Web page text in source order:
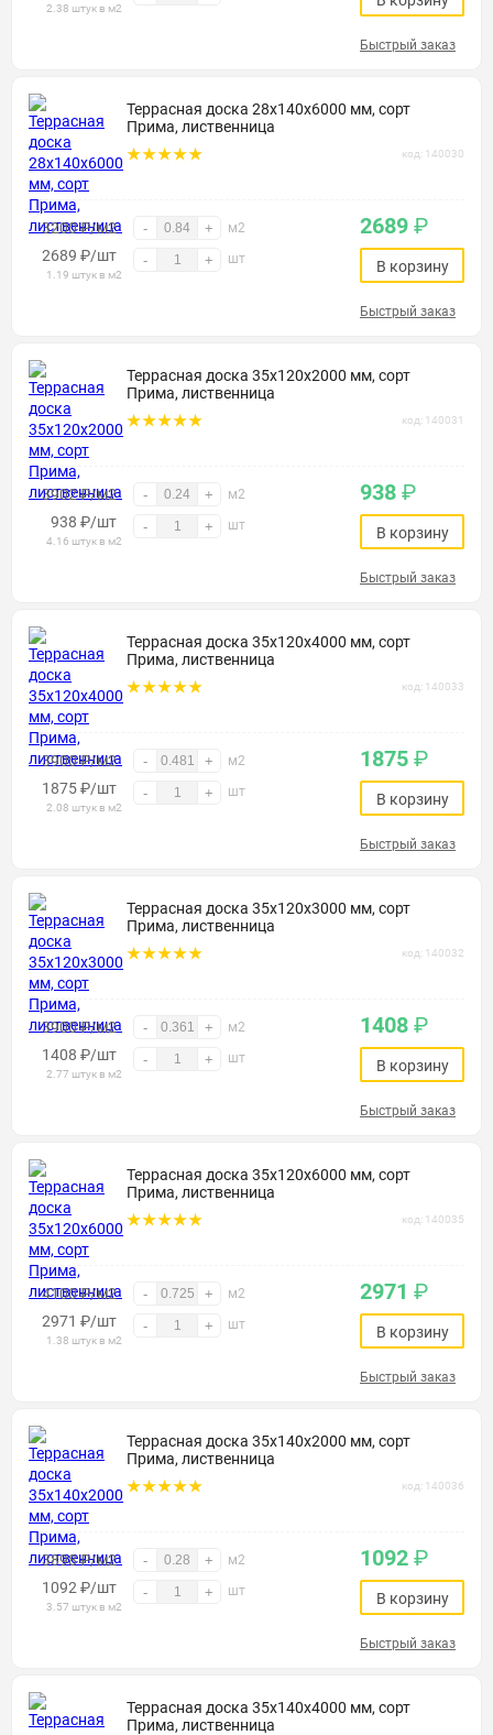
2.38 штук в м2
Быстрый заказ
Террасная доска 28х140х6000 мм, сорт
Прима, лиственница
код: 140030
3200 ₽/м2 - + м2
2689 ₽/шт
1.19 штук в м2
- + шт
2689 ₽
В корзину
Быстрый заказ
Террасная доска 35х120х2000 мм, сорт
Прима, лиственница
код: 140031
3902 ₽/м2 - + м2
938 ₽/шт
4.16 штук в м2
- + шт
938 ₽
В корзину
Быстрый заказ
Террасная доска 35х120х4000 мм, сорт
Прима, лиственница
код: 140033
3900 ₽/м2 - + м2
1875₽/шт
2.08 штук в м2
- + шт
1875 ₽
В корзину
Быстрый заказ
Террасная доска 35х120х3000 мм, сорт
Прима, лиственница
код: 140032
3900 ₽/м2 - + м2
1408 ₽/шт
2.77 штук в м2
- + шт
1408 ₽
В корзину
Быстрый заказ
Террасная доска 35х120х6000 мм, сорт
Прима, лиственница
код: 140035
4100 ₽/м2 - + м2
2971 ₽/шт
1.38 штук в м2
- + шт
2971 ₽
В корзину
Быстрый заказ
Террасная доска 35х140х2000 мм, сорт
Прима, лиственница
код: 140036
3898 ₽/м2 - + м2
1092 ₽/шт
3.57 штук в м2
- + шт
1092 ₽
В корзину
Быстрый заказ
Террасная доска 35х140х4000 мм, сорт
Прима, лиственница